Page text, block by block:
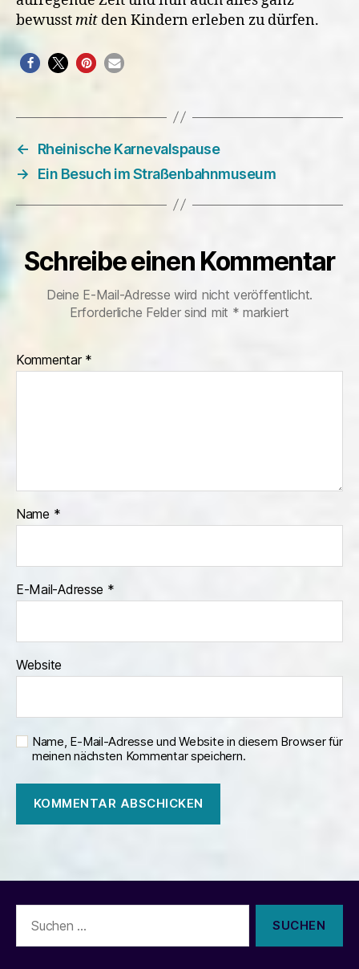
bewusstmit den Kindern erleben zu dürfen.
←
Rheinische Karnevalspause
→
Ein Besuch im Straßenbahnmuseum
Schreibe einen Kommentar
Deine E-Mail-Adresse wird nicht veröffentlicht.
Erforderliche Felder sind mit * markiert
Kommentar *
Name *
E-Mail-Adresse *
Website
Name, E-Mail-Adresse und Website in diesem Browser für
meinen nächsten Kommentar speichern.
nach: